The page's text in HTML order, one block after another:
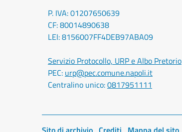
P. IVA: 01207650639
CF: 80014890638
LEI: 8156007FF4DEB97ABA09
Servizio Protocollo, URP e Albo Pretorio
PEC: urp@pec.comune.napoli.it
Centralino unico:0817951111